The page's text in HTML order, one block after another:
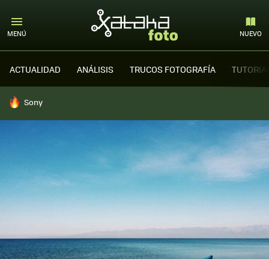
MENÚ NUEVO
ACTUALIDAD ANÁLISIS TRUCOS FOTOGRAFÍA
HOY SE HABLA DE
Sony